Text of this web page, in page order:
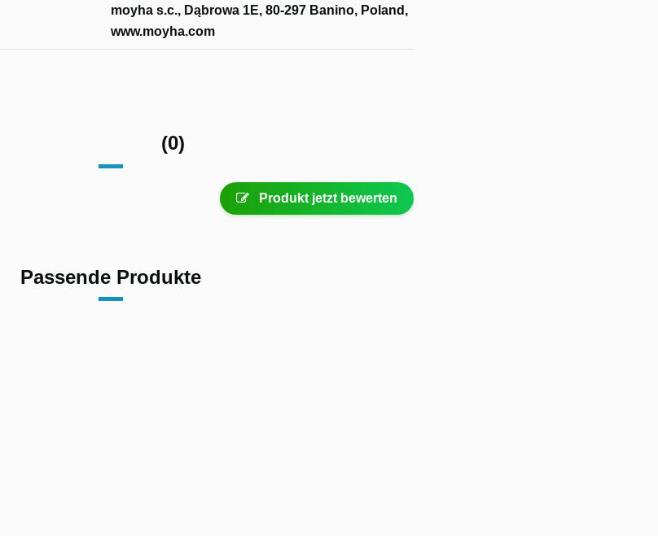
moyha s.c., Dąbrowa 1E, 80-297 Banino, Poland,
www.moyha.com
(0)
Produkt jetzt bewerten
Passende Produkte